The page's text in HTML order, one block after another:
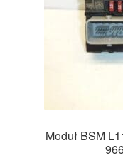
Moduł BSM